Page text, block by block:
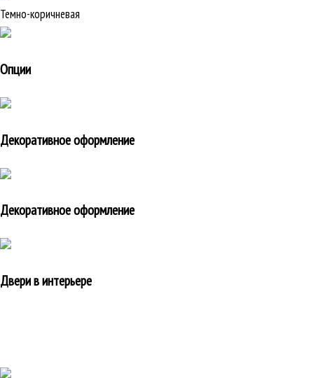
Темно-коричневая
Опции
Декоративное оформление
Декоративное оформление
Двери в интерьере